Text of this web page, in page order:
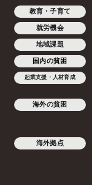
教育・子育て
就労機会
地域課題
国内の貧困
起業支援・人材育成
海外の貧困
海外拠点